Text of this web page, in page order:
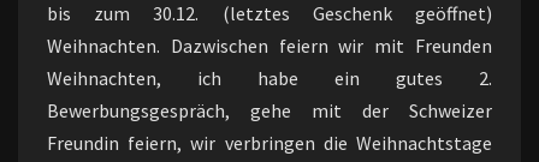
bis zum 30.12. (letztes Geschenk geöffnet)
Weihnachten. Dazwischen feiern wir mit Freunden
Weihnachten, ich habe ein gutes 2.
Bewerbungsgespräch, gehe mit der Schweizer
Freundin feiern, wir verbringen die Weihnachtstage